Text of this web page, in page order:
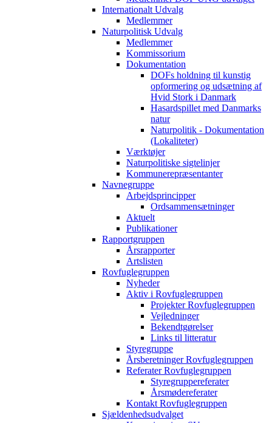
Internationalt Udvalg
Medlemmer
Naturpolitisk Udvalg
Medlemmer
Kommissorium
Dokumentation
DOFs holdning til kunstig
opformering og udsætning af
Hvid Stork i Danmark
Hasardspillet med Danmarks
natur
Naturpolitik - Dokumentation
(Lokaliteter)
Værktøjer
Naturpolitiske sigtelinjer
Kommunerepræsentanter
Navnegruppe
Arbejdsprincipper
Ordsammensætninger
Aktuelt
Publikationer
Rapportgruppen
Årsrapporter
Artslisten
Rovfuglegruppen
Nyheder
Aktiv i Rovfuglegruppen
Projekter Rovfuglegruppen
Vejledninger
Bekendtgørelser
Links til litteratur
Styregruppe
Årsberetninger Rovfuglegruppen
Referater Rovfuglegruppen
Styregruppereferater
Årsmødereferater
Kontakt Rovfuglegruppen
Sjældenhedsudvalget